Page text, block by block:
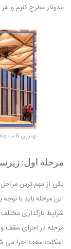
مدولار مطرح کنیم و
بهترین قالب
مرحله اول:
یکی از مهم ترین
این مرحله باید با
شرایط بارگذاری
مرحله در اجرای سقف
اسکلت سقف اجرا می